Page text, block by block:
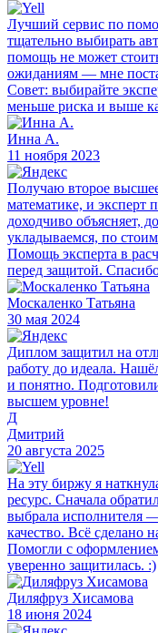
Лучший сервис по
тщательно выбирать
помощь не может
ожиданиям — мне
Совет: выбирайте
меньше риска и выше
Инна А.
11 ноября 2023
Получаю второе
математике, и эксперт
доходчиво объясняет,
укладываемся, по
Помощь эксперта в
перед защитой.
Москаленко Татьяна
30 мая 2024
Диплом защитил на
работу до идеала.
и понятно.
высшем уровне!
Д
Дмитрий
20 августа 2025
На эту биржу я
ресурс. Сначала
выбрала исполнителя
качество. Всё сделано
Помогли с
уверенно защитилась. :)
Диляфруз Хисамова
18 июня 2024